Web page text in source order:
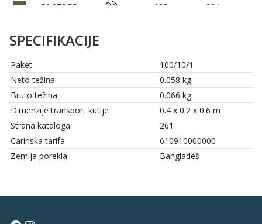
50.072.55
132 224
50.072.71
37
50.072.74
60 132
50.072.90
0 0
SPECIFIKACIJE
Paket
100/10/1
Neto težina
0.058 kg
Bruto težina
0.066 kg
Dimenzije transport kutije
0.4 x 0.2 x 0.6 m
Strana kataloga
261
Carinska tarifa
610910000000
Zemlja porekla
Bangladeš